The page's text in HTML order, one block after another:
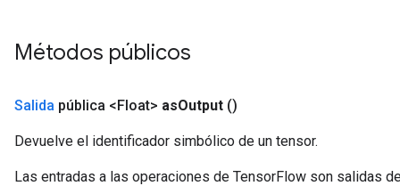
Métodos públicos
Salida pública <Float> asOutput ()
Devuelve el identificador simbólico de un tensor.
Las entradas a las operaciones de TensorFlow son salidas